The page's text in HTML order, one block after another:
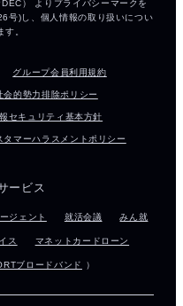
グループ会員利用規約
会的勢力排除ポリシー
セキュリティ基本方針
タマーハラスメントポリシー